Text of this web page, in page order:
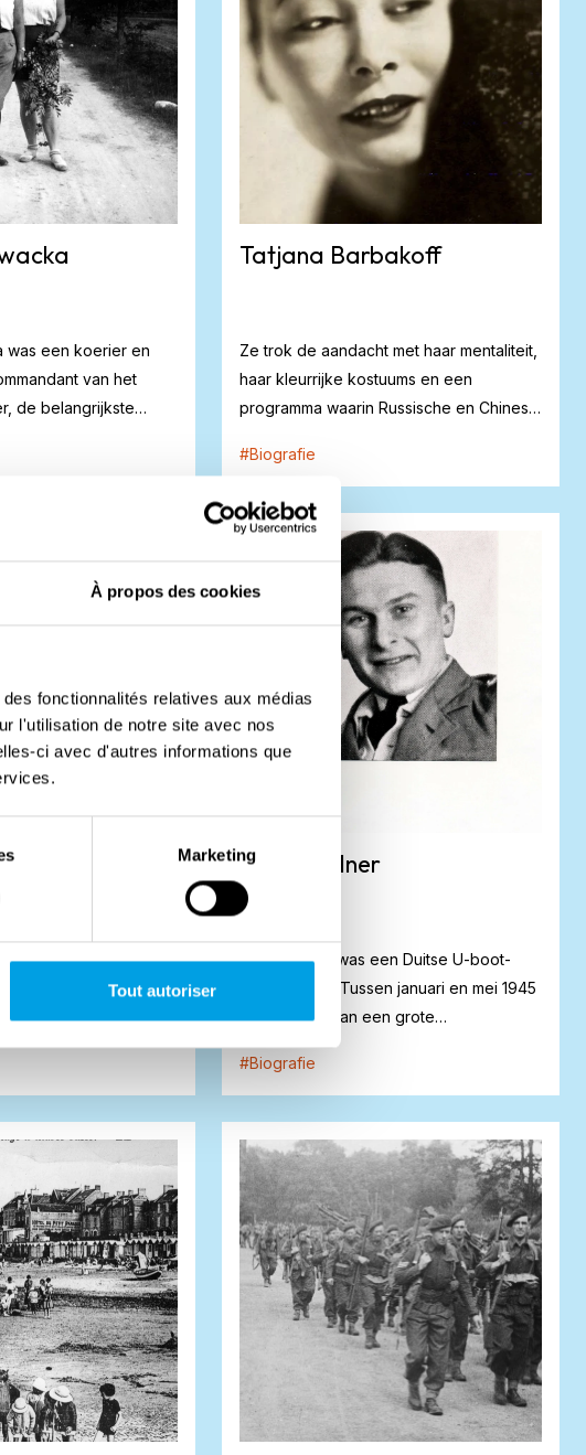
À propos des cookies
fonctionnalités relatives aux médias
l'utilisation de notre site avec nos
ci avec d'autres informations que
Marketing
Tout autoriser
was een koerier en
van het
de belangrijkste
Tatjana Barbakoff
Ze trok de aandacht met haar mentaliteit,
haar kleurrijke kostuums en een
programma waarin Russische en Chinese
#Biografie
pas 18 toen ze in juli
een conc...
Horst Willner
Horst Willner was een Duitse U-boot-
commandant. Tussen januari en mei 1945
nam hij deel aan een grote
marineoperatie waa...
#Biografie